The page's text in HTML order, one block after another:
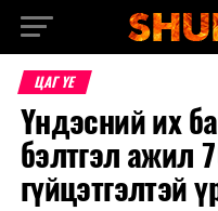
ЦАГ ҮЕ
Үндэсний их
бэлтгэл ажил
гүйцэтгэлтэй